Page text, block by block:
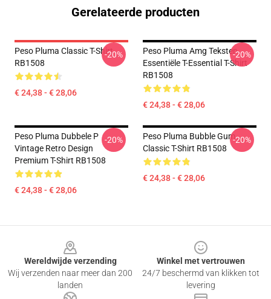
Gerelateerde producten
Peso Pluma Classic T-Shirt
RB1508
€ 24,38 - € 28,06
-20%
Peso Pluma Amg Teksten
Essentiële T-Essential T-Shirt
RB1508
€ 24,38 - € 28,06
-20%
Peso Pluma Dubbele P
Vintage Retro Design
Premium T-Shirt RB1508
€ 24,38 - € 28,06
-20%
Peso Pluma Bubble Gum
Classic T-Shirt RB1508
€ 24,38 - € 28,06
-20%
Wereldwijde verzending
Wij verzenden naar meer dan 200
landen
Winkel met vertrouwen
24/7 beschermd van klikken tot
levering